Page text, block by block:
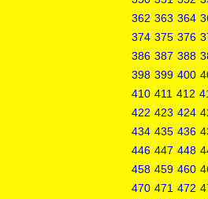
362 363 364
374 375 376
386 387 388
398 399 400
410 411 412
422 423 424
434 435 436
446 447 448
458 459 460
470 471 472